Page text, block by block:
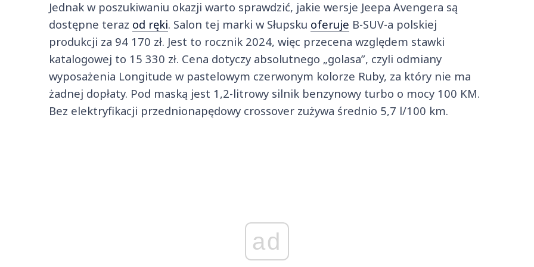
Jednak w poszukiwaniu okazji warto sprawdzić, jakie wersje Jeepa Avengera są
dostępne teraz od ręki. Salon tej marki w Słupsku oferuje B-SUV-a polskiej
produkcji za 94 170 zł. Jest to rocznik 2024, więc przecena względem stawki
katalogowej to 15 330 zł. Cena dotyczy absolutnego „golasa”, czyli odmiany
wyposażenia Longitude w pastelowym czerwonym kolorze Ruby, za który nie ma
żadnej dopłaty. Pod maską jest 1,2-litrowy silnik benzynowy turbo o mocy 100 KM.
Bez elektryfikacji przednionapędowy crossover zużywa średnio 5,7 l/100 km.
ad